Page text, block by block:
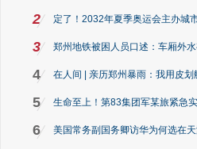
2 定了！2032年夏季奥运会主办城
3 郑州地铁被困人员口述：车厢外
4 在人间 | 亲历郑州暴雨：我用皮划
5 生命至上！第83集团军某旅紧急
6 美国常务副国务卿访华为何选在